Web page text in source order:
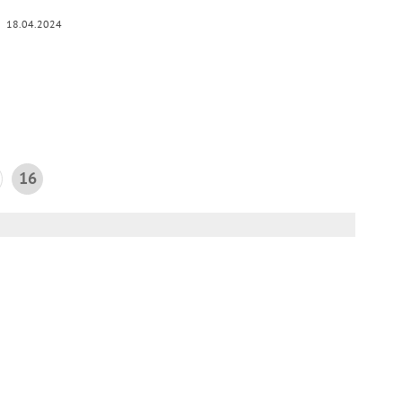
18.04.2024
16